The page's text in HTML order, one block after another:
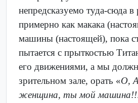
непредсказуемо туда-сюда
примерно как макака
машины (настоящей), пока
пытается с прыткостью
его движениями, а мы
зрительном зале, орать «О,
женщина, ты мой